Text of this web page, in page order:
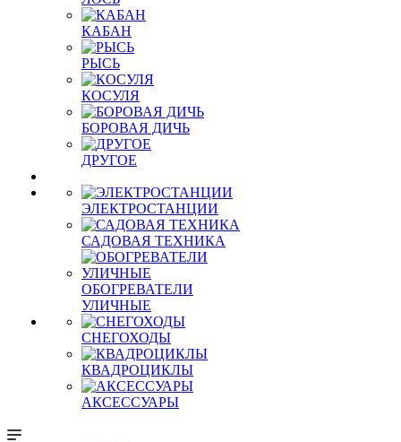
КАБАН
РЫСЬ
КОСУЛЯ
БОРОВАЯ ДИЧЬ
ДРУГОЕ
ЭЛЕКТРОСТАНЦИИ
САДОВАЯ ТЕХНИКА
ОБОГРЕВАТЕЛИ
УЛИЧНЫЕ
СНЕГОХОДЫ
КВАДРОЦИКЛЫ
АКСЕССУАРЫ